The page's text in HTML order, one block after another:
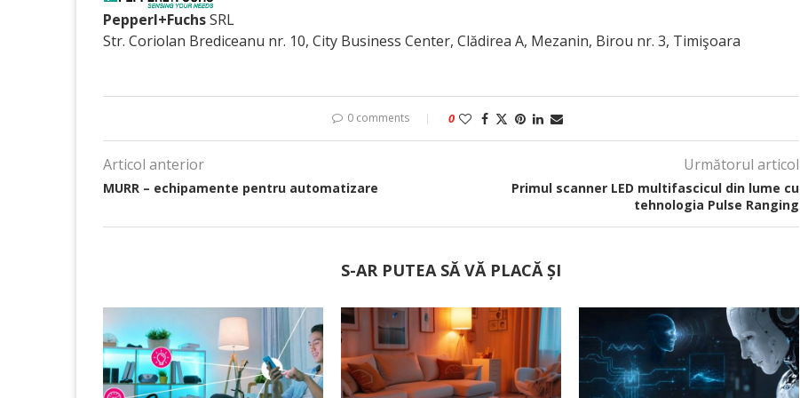
Pepperl+FuchsSRL
Str. Coriolan Brediceanu nr. 10, City Business Center, Clădirea A, Mezanin, Birou nr. 3, Timişoara
0 comments 0
Articol anterior
MURR – echipamente pentru automatizare
Următorul articol
Primul scanner LED multifascicul din lume cu
tehnologia Pulse Ranging
S-AR PUTEA SĂ VĂ PLACĂ ȘI